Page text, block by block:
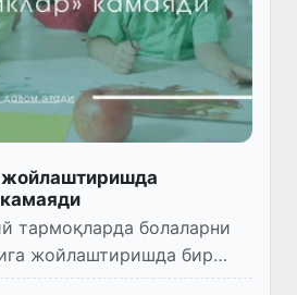
жойлаштиришда
тармоқларда болаларни
жойлаштиришда бир
шахсларнинг